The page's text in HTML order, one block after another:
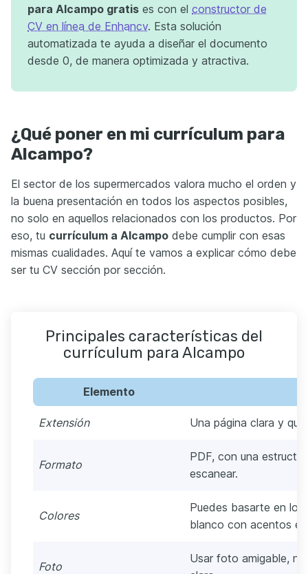
para Alcampo gratis es con el constructor de
CV en línea de Enhancv. Esta solución
automatizada te ayuda a diseñar el documento
desde 0, de manera optimizada y atractiva.
¿Qué poner en mi currículum para
Alcampo?
El sector de los supermercados valora mucho el orden y
la buena presentación en todos los aspectos posibles,
no solo en aquellos relacionados con los productos. Por
eso, tu currículum a Alcampo debe cumplir con esas
mismas cualidades. Aquí te vamos a explicar cómo debe
ser tu CV sección por sección.
Principales características del
currículum para Alcampo
Elemento
Extensión Una página clara y
Formato
PDF, con una
escanear.
Colores
Puedes basarte en
blanco con acentos
Foto
Usar foto amigable,